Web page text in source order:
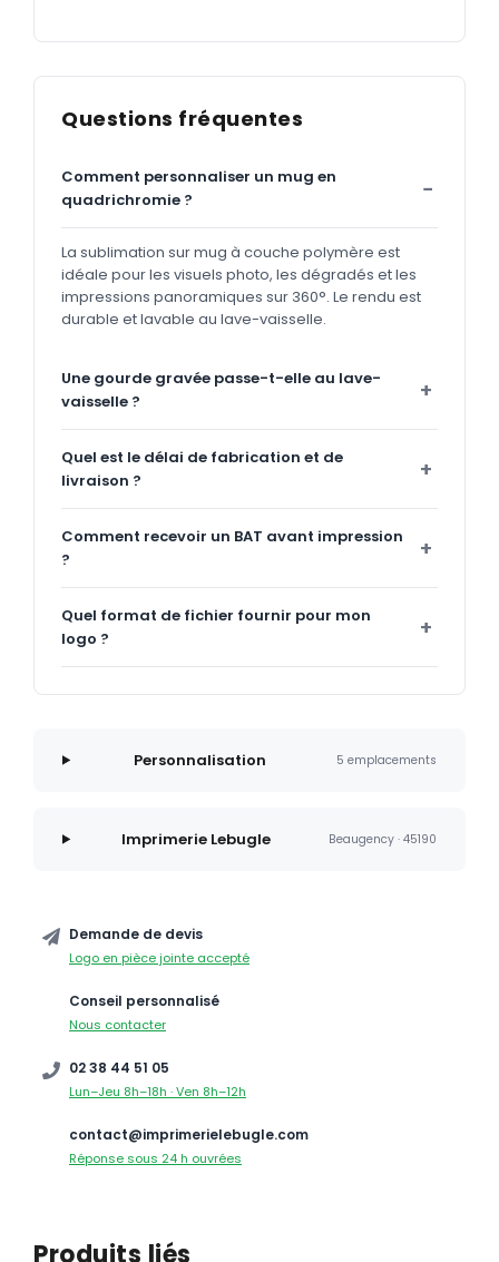
Questions fréquentes
Comment personnaliser un mug en
quadrichromie ?
La sublimation sur mug à couche polymère est
idéale pour les visuels photo, les dégradés et les
impressions panoramiques sur 360°. Le rendu est
durable et lavable au lave-vaisselle.
Une gourde gravée passe-t-elle au lave-
vaisselle ?
Quel est le délai de fabrication et de
livraison ?
Comment recevoir un BAT avant impression
?
Quel format de fichier fournir pour mon
logo ?
Personnalisation 5 emplacements
Imprimerie Lebugle Beaugency · 45190
Demande de devis
Logo en pièce jointe accepté
Conseil personnalisé
Nous contacter
02 38 44 51 05
Lun–Jeu 8h–18h · Ven 8h–12h
contact@imprimerielebugle.com
Réponse sous 24 h ouvrées
Produits liés